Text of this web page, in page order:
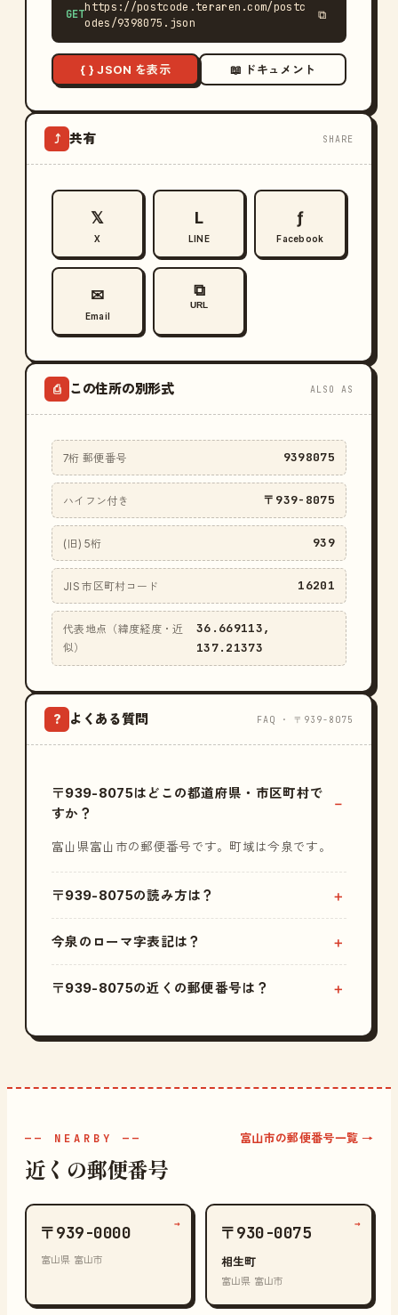
GET
https://postcode.teraren.com/postc
odes/9398075.json
⧉
{ } JSON を表示 📖 ドキュメント
⤴ 共有 SHARE
𝕏
X
L
LINE
ƒ
Facebook
✉
Email
⧉
URL
⎙ この住所の別形式 ALSO AS
7桁 郵便番号 9398075
ハイフン付き 〒939-8075
(旧) 5桁 939
JIS 市区町村コード 16201
代表地点（緯度経度・近
似）
36.669113,
137.21373
? よくある質問 FAQ · 〒939-8075
〒939-8075はどこの都道府県・市区町村で
すか？
富山県富山市の郵便番号です。町域は今泉です。
〒939-8075の読み方は？
今泉のローマ字表記は？
〒939-8075の近くの郵便番号は？
—— NEARBY ——
近くの郵便番号
富山市の郵便番号一覧 →
〒939-0000
富山県 富山市
→ 〒930-0075
相生町
富山県 富山市
→